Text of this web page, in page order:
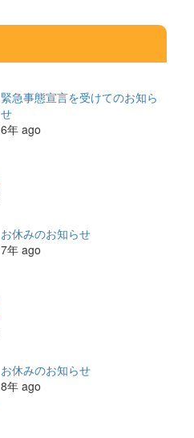
緊急事態宣言を受けてのお知ら
せ
6年 ago
お休みのお知らせ
7年 ago
お休みのお知らせ
8年 ago